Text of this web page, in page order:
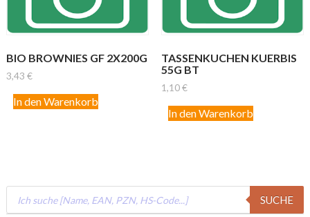
BIO BROWNIES GF 2X200G
3,43 €
In den Warenkorb
TASSENKUCHEN KUERBIS
55G BT
1,10€
In den Warenkorb
Products
search
SUCHE